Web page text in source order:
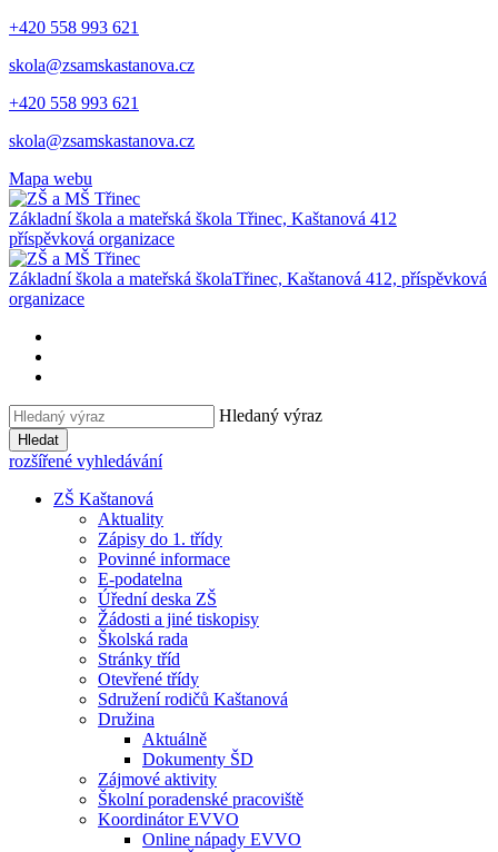
+420 558 993 621
skola@zsamskastanova.cz
+420 558 993 621
skola@zsamskastanova.cz
Mapa webu
Základní škola a mateřská škola Třinec, Kaštanová 412
příspěvková organizace
Základní škola a mateřská školaTřinec, Kaštanová 412, příspěvková
organizace
Hledaný výraz
Hledat
rozšířené vyhledávání
ZŠ Kaštanová
Aktuality
Zápisy do 1. třídy
Povinné informace
E-podatelna
Úřední deska ZŠ
Žádosti a jiné tiskopisy
Školská rada
Stránky tříd
Otevřené třídy
Sdružení rodičů Kaštanová
Družina
Aktuálně
Dokumenty ŠD
Zájmové aktivity
Školní poradenské pracoviště
Koordinátor EVVO
Online nápady EVVO